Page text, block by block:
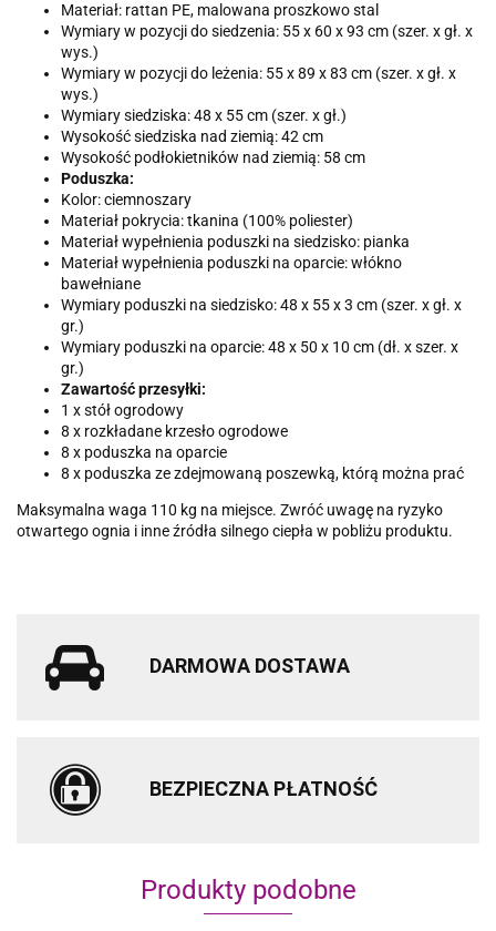
Materiał: rattan PE, malowana proszkowo stal
Wymiary w pozycji do siedzenia: 55 x 60 x 93 cm (szer. x gł. x
wys.)
Wymiary w pozycji do leżenia: 55 x 89 x 83 cm (szer. x gł. x
wys.)
Wymiary siedziska: 48 x 55 cm (szer. x gł.)
Wysokość siedziska nad ziemią: 42 cm
Wysokość podłokietników nad ziemią: 58 cm
Poduszka:
Kolor: ciemnoszary
Materiał pokrycia: tkanina (100% poliester)
Materiał wypełnienia poduszki na siedzisko: pianka
Materiał wypełnienia poduszki na oparcie: włókno
bawełniane
Wymiary poduszki na siedzisko: 48 x 55 x 3 cm (szer. x gł. x
gr.)
Wymiary poduszki na oparcie: 48 x 50 x 10 cm (dł. x szer. x
gr.)
Zawartość przesyłki:
1 x stół ogrodowy
8 x rozkładane krzesło ogrodowe
8 x poduszka na oparcie
8 x poduszka ze zdejmowaną poszewką, którą można prać
Maksymalna waga 110 kg na miejsce. Zwróć uwagę na ryzyko
otwartego ognia i inne źródła silnego ciepła w pobliżu produktu.
DARMOWA DOSTAWA
BEZPIECZNA PŁATNOŚĆ
Produkty podobne